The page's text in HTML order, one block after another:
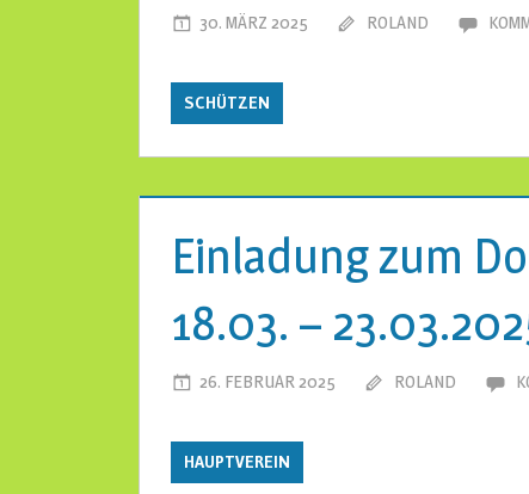
30. MÄRZ 2025 ROLAND
SCHÜTZEN
Einladung zum
18.03. –
26. FEBRUAR 2025 ROLAND
HAUPTVEREIN